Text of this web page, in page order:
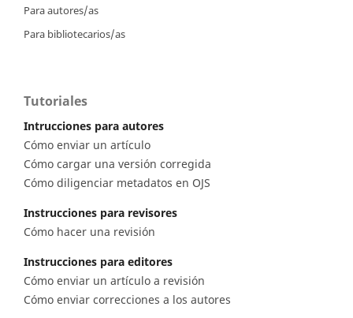
Para autores/as
Para bibliotecarios/as
Tutoriales
Intrucciones para autores
Cómo enviar un artículo
Cómo cargar una versión corregida
Cómo diligenciar metadatos en OJS
Instrucciones para revisores
Cómo hacer una revisión
Instrucciones para editores
Cómo enviar un artículo a revisión
Cómo enviar correcciones a los autores